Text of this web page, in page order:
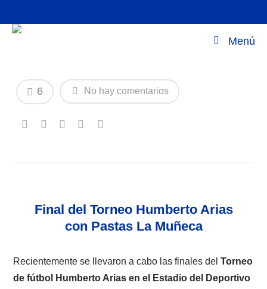
Menú
Final del Torneo Humberto Arias con
No hay comentarios
6
Final del Torneo Humberto Arias
con Pastas La Muñeca
Recientemente se llevaron a cabo las finales delTorneo
de fútbol Humberto Arias en el Estadio del Deportivo